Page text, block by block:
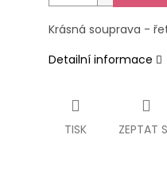
Krásná souprava -
Detailní informace
TISK ZEPTAT